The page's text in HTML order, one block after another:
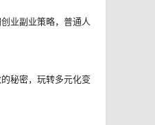
业副业策略，普通人
秘密，玩转多元化变